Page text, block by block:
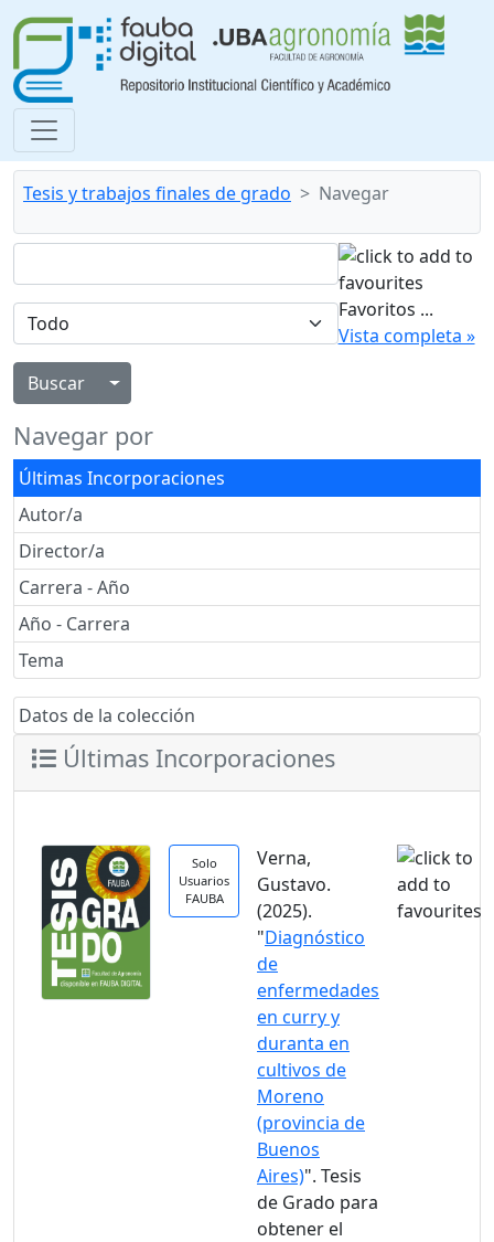
Tesis y trabajos finales de grado Navegar
Alternar menú desplegable
Favoritos ...
Vista completa »
Navegar por
Últimas Incorporaciones
Autor/a
Director/a
Carrera - Año
Año - Carrera
Tema
Datos de la colección
Últimas Incorporaciones
Solo
Usuarios
FAUBA
Verna,
Gustavo.
(2025).
"Diagnóstico
de
enfermedades
en curry y
duranta en
cultivos de
Moreno
(provincia de
Buenos
Aires)". Tesis
de Grado para
obtener el